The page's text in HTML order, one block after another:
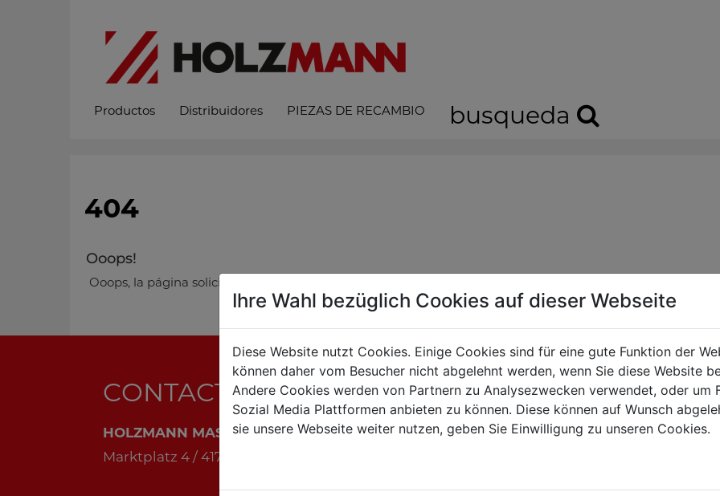
Productos Distribuidores PIEZAS DE RECAMBIO busqueda
404
Ooops!
Ooops, la página solicitada no se pudo encontrar! (ir a la página de inicio)
CONTACTO
HOLZMANN MASCHINEN GmbH
Marktplatz 4 / 4170 Haslach / Austria
Ihre Wahl bezüglich Cookies auf dieser Webseite
Diese Website nutzt Cookies. Einige Cookies sind für eine gute Funktion der
können daher vom Besucher nicht abgelehnt werden, wenn Sie diese Website
Andere Cookies werden von Partnern zu Analysezwecken verwendet, oder um
Sozial Media Plattformen anbieten zu können. Diese können auf Wunsch
sie unsere Webseite weiter nutzen, geben Sie Einwilligung zu unseren Cookies.